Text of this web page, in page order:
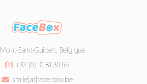
Mont-Saint-Guibert, Belgique
+32 (0) 10 81 30 56
smile[at]face-box.be